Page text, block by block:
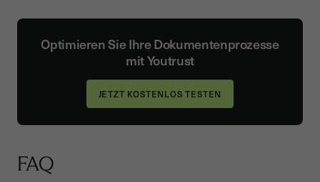
Optimieren Sie Ihre Dokumentenprozesse
mit Youtrust
JETZT KOSTENLOS TESTEN
FAQ